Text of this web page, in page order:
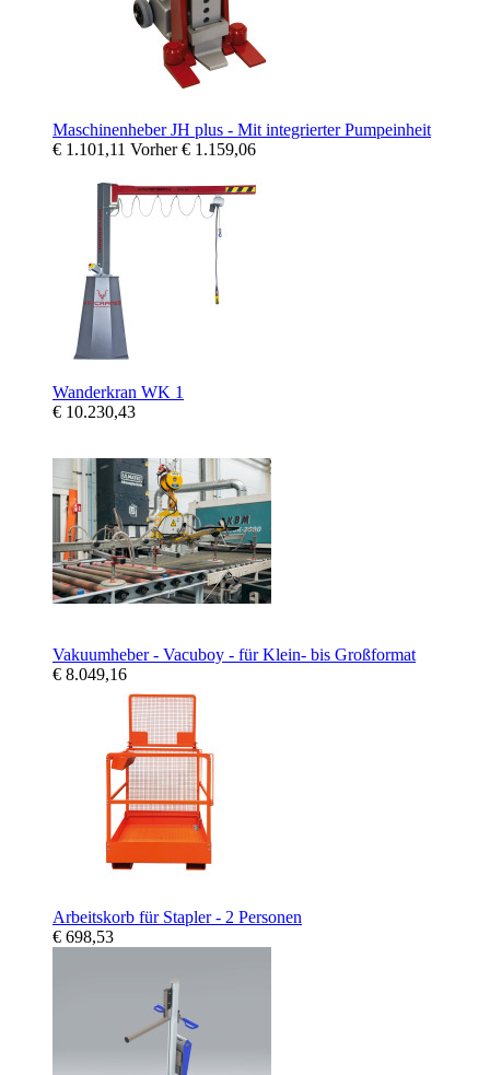
Maschinenheber JH plus - Mit integrierter Pumpeinheit
€ 1.101,11 Vorher€ 1.159,06
Wanderkran WK 1
€ 10.230,43
Vakuumheber - Vacuboy - für Klein- bis Großformat
€ 8.049,16
Arbeitskorb für Stapler - 2 Personen
€ 698,53